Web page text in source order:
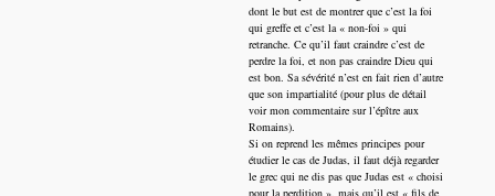
dont le but est de montrer que c’est la foi
qui greffe et c’est la « non-foi » qui
retranche. Ce qu’il faut craindre c’est de
perdre la foi, et non pas craindre Dieu qui
est bon. Sa sévérité n’est en fait rien d’autre
que son impartialité (pour plus de détail
voir mon commentaire sur l’épître aux
Romains).
Si on reprend les mêmes principes pour
étudier le cas de Judas, il faut déjà regarder
le grec qui ne dis pas que Judas est « choisi